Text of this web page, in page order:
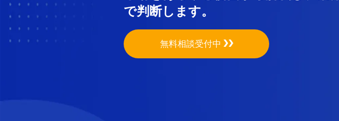
で判断します。
無料相談受付中